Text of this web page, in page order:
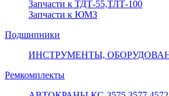
Запчасти к ТДТ-55,ТЛТ-100
Запчасти к ЮМЗ
Подшипники
ИНСТРУМЕНТЫ,
Ремкомплекты